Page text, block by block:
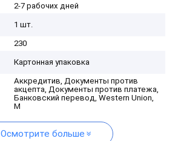
2-7 рабочих дней
1 шт.
230
Картонная упаковка
Аккредитив, Документы против
акцепта, Документы против платежа,
Банковский перевод, Western Union,
M
Осмотрите больше